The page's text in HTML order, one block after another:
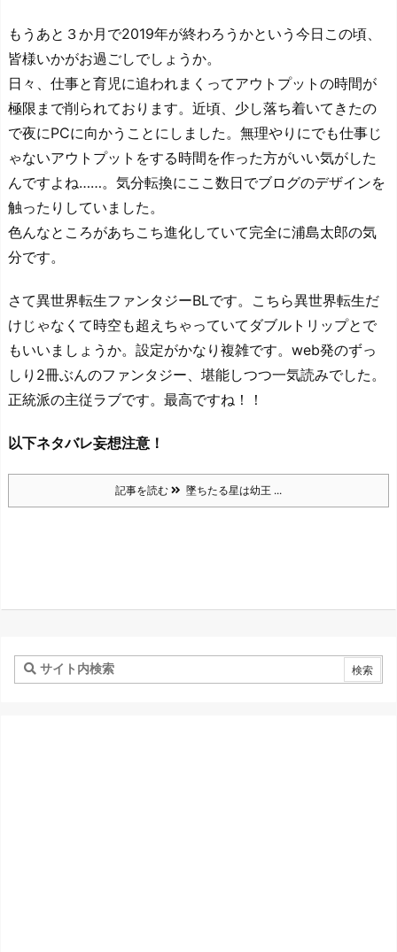
もうあと３か月で2019年が終わろうかという今日この頃、
皆様いかがお過ごしでしょうか。
日々、仕事と育児に追われまくってアウトプットの時間が
極限まで削られております。近頃、少し落ち着いてきたの
で夜にPCに向かうことにしました。無理やりにでも仕事じ
ゃないアウトプットをする時間を作った方がいい気がした
んですよね……。気分転換にここ数日でブログのデザインを
触ったりしていました。
色んなところがあちこち進化していて完全に浦島太郎の気
分です。
さて異世界転生ファンタジーBLです。こちら異世界転生だ
けじゃなくて時空も超えちゃっていてダブルトリップとで
もいいましょうか。設定がかなり複雑です。web発のずっ
しり2冊ぶんのファンタジー、堪能しつつ一気読みでした。
正統派の主従ラブです。最高ですね！！
以下ネタバレ妄想注意！
記事を読む 墜ちたる星は幼王 ...